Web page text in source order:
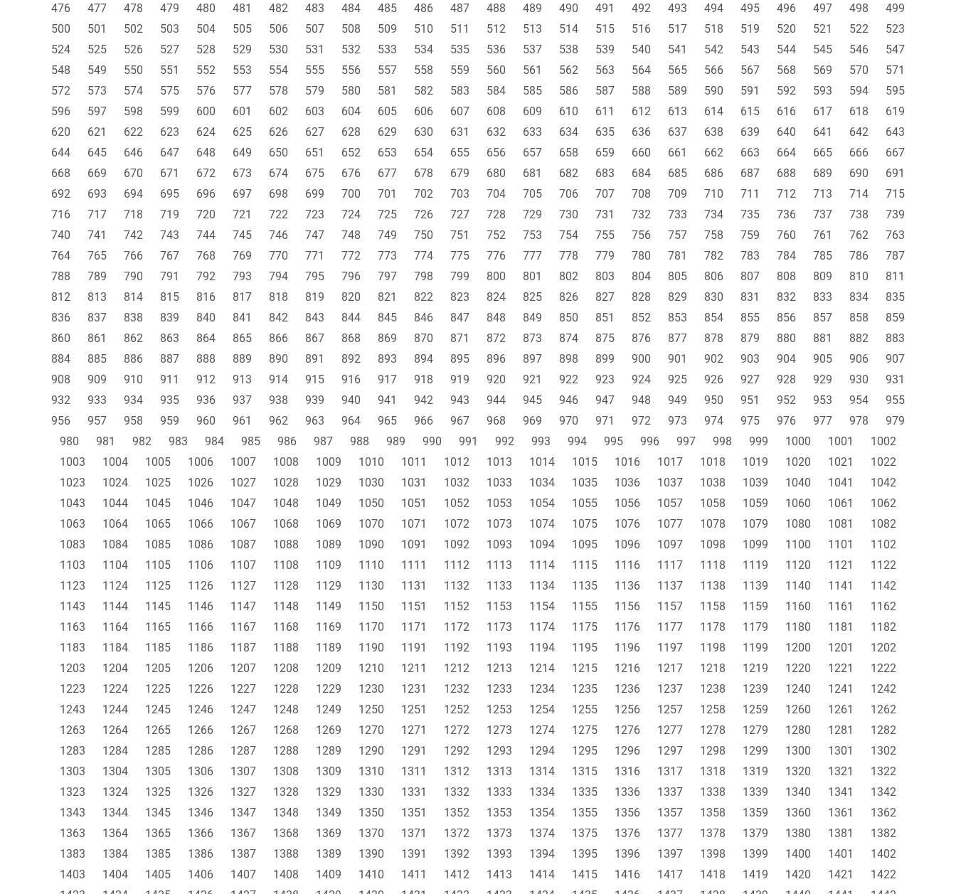
476
477 478 479 480 481 482 483 484 485 486 487 488 489 490 491 492 493 494 495 496 497 498
499
500
501 502 503 504 505 506 507 508 509 510 511 512 513 514 515 516 517 518 519 520 521 522
523
524
525 526 527 528 529 530 531 532 533 534 535 536 537 538 539 540 541 542 543 544 545 546
547
548
549 550 551 552 553 554 555 556 557 558 559 560 561 562 563 564 565 566 567 568 569 570
571
572
573 574 575 576 577 578 579 580 581 582 583 584 585 586 587 588 589 590 591 592 593 594
595
596
597 598 599 600 601 602 603 604 605 606 607 608 609 610 611 612 613 614 615 616 617 618
619
620
621 622 623 624 625 626 627 628 629 630 631 632 633 634 635 636 637 638 639 640 641 642
643
644
645 646 647 648 649 650 651 652 653 654 655 656 657 658 659 660 661 662 663 664 665 666
667
668
669 670 671 672 673 674 675 676 677 678 679 680 681 682 683 684 685 686 687 688 689 690
691
692
693 694 695 696 697 698 699 700 701 702 703 704 705 706 707 708 709 710 711 712 713 714
715
716
717 718 719 720 721 722 723 724 725 726 727 728 729 730 731 732 733 734 735 736 737 738
739
740
741 742 743 744 745 746 747 748 749 750 751 752 753 754 755 756 757 758 759 760 761 762
763
764
765 766 767 768 769 770 771 772 773 774 775 776 777 778 779 780 781 782 783 784 785 786
787
788
789 790 791 792 793 794 795 796 797 798 799 800 801 802 803 804 805 806 807 808 809 810
811
812
813 814 815 816 817 818 819 820 821 822 823 824 825 826 827 828 829 830 831 832 833 834
835
836
837 838 839 840 841 842 843 844 845 846 847 848 849 850 851 852 853 854 855 856 857 858
859
860
861 862 863 864 865 866 867 868 869 870 871 872 873 874 875 876 877 878 879 880 881 882
883
884
885 886 887 888 889 890 891 892 893 894 895 896 897 898 899 900 901 902 903 904 905 906
907
908
909 910 911 912 913 914 915 916 917 918 919 920 921 922 923 924 925 926 927 928 929 930
931
932
933 934 935 936 937 938 939 940 941 942 943 944 945 946 947 948 949 950 951 952 953 954
955
956
957 958 959 960 961 962 963 964 965 966 967 968 969 970 971 972 973 974 975 976 977 978
979
980
981 982 983 984 985 986 987 988 989 990 991 992 993 994 995 996 997 998 999 1000 1001
1002
1003
1004 1005 1006 1007 1008 1009 1010 1011 1012 1013 1014 1015 1016 1017 1018 1019 1020 1021
1022
1023
1024 1025 1026 1027 1028 1029 1030 1031 1032 1033 1034 1035 1036 1037 1038 1039 1040 1041
1042
1043
1044 1045 1046 1047 1048 1049 1050 1051 1052 1053 1054 1055 1056 1057 1058 1059 1060 1061
1062
1063
1064 1065 1066 1067 1068 1069 1070 1071 1072 1073 1074 1075 1076 1077 1078 1079 1080 1081
1082
1083
1084 1085 1086 1087 1088 1089 1090 1091 1092 1093 1094 1095 1096 1097 1098 1099 1100 1101
1102
1103
1104 1105 1106 1107 1108 1109 1110 1111 1112 1113 1114 1115 1116 1117 1118 1119 1120 1121
1122
1123
1124 1125 1126 1127 1128 1129 1130 1131 1132 1133 1134 1135 1136 1137 1138 1139 1140 1141
1142
1143
1144 1145 1146 1147 1148 1149 1150 1151 1152 1153 1154 1155 1156 1157 1158 1159 1160 1161
1162
1163
1164 1165 1166 1167 1168 1169 1170 1171 1172 1173 1174 1175 1176 1177 1178 1179 1180 1181
1182
1183
1184 1185 1186 1187 1188 1189 1190 1191 1192 1193 1194 1195 1196 1197 1198 1199 1200 1201
1202
1203
1204 1205 1206 1207 1208 1209 1210 1211 1212 1213 1214 1215 1216 1217 1218 1219 1220 1221
1222
1223
1224 1225 1226 1227 1228 1229 1230 1231 1232 1233 1234 1235 1236 1237 1238 1239 1240 1241
1242
1243
1244 1245 1246 1247 1248 1249 1250 1251 1252 1253 1254 1255 1256 1257 1258 1259 1260 1261
1262
1263
1264 1265 1266 1267 1268 1269 1270 1271 1272 1273 1274 1275 1276 1277 1278 1279 1280 1281
1282
1283
1284 1285 1286 1287 1288 1289 1290 1291 1292 1293 1294 1295 1296 1297 1298 1299 1300 1301
1302
1303
1304 1305 1306 1307 1308 1309 1310 1311 1312 1313 1314 1315 1316 1317 1318 1319 1320 1321
1322
1323
1324 1325 1326 1327 1328 1329 1330 1331 1332 1333 1334 1335 1336 1337 1338 1339 1340 1341
1342
1343
1344 1345 1346 1347 1348 1349 1350 1351 1352 1353 1354 1355 1356 1357 1358 1359 1360 1361
1362
1363
1364 1365 1366 1367 1368 1369 1370 1371 1372 1373 1374 1375 1376 1377 1378 1379 1380 1381
1382
1383
1384 1385 1386 1387 1388 1389 1390 1391 1392 1393 1394 1395 1396 1397 1398 1399 1400 1401
1402
1403
1404 1405 1406 1407 1408 1409 1410 1411 1412 1413 1414 1415 1416 1417 1418 1419 1420 1421
1422